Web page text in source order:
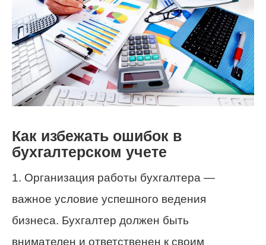
Как избежать ошибок в
бухгалтерском учете
1. Организация работы бухгалтера —
важное условие успешного ведения
бизнеса. Бухгалтер должен быть
внимателен и ответственен к своим